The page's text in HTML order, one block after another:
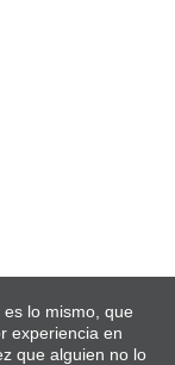
lo mismo, que
experiencia en
que alguien no lo